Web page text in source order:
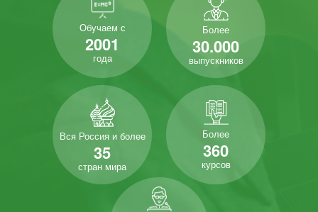
Обучаем с
2001
года
Более
30.000
выпускников
Вся Россия и более
35
стран мира
Более
360
курсов